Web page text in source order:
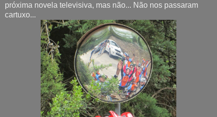
próxima novela televisiva, mas não... Não nos passaram
cartuxo...